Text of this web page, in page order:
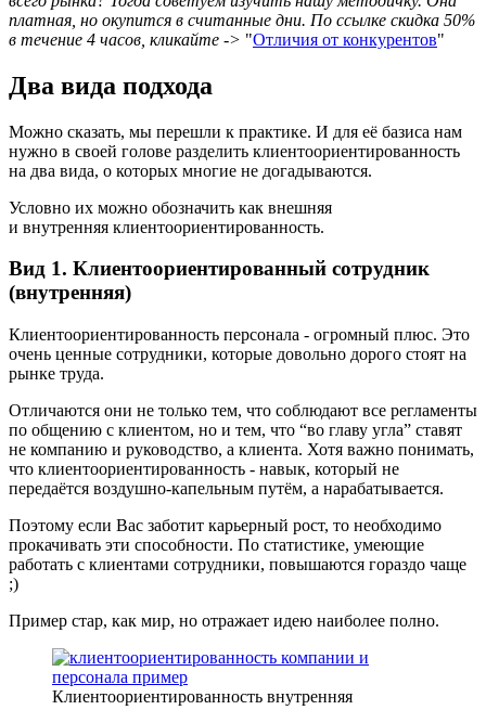
платная, но окупится в считанные дни. По ссылке скидка 50%
в течение 4 часов, кликайте -> "Отличия от конкурентов"
Два вида подхода
Можно сказать, мы перешли к практике. И для её базиса нам
нужно в своей голове разделить клиентоориентированность
на два вида, о которых многие не догадываются.
Условно их можно обозначить как внешняя
и внутренняя клиентоориентированность.
Вид 1. Клиентоориентированный сотрудник
(внутренняя)
Клиентоориентированность персонала - огромный плюс. Это
очень ценные сотрудники, которые довольно дорого стоят на
рынке труда.
Отличаются они не только тем, что соблюдают все регламенты
по общению с клиентом, но и тем, что “во главу угла” ставят
не компанию и руководство, а клиента. Хотя важно понимать,
что клиентоориентированность - навык, который не
передаётся воздушно-капельным путём, а нарабатывается.
Поэтому если Вас заботит карьерный рост, то необходимо
прокачивать эти способности. По статистике, умеющие
работать с клиентами сотрудники, повышаются гораздо чаще
;)
Пример стар, как мир, но отражает идею наиболее полно.
Клиентоориентированность внутренняя